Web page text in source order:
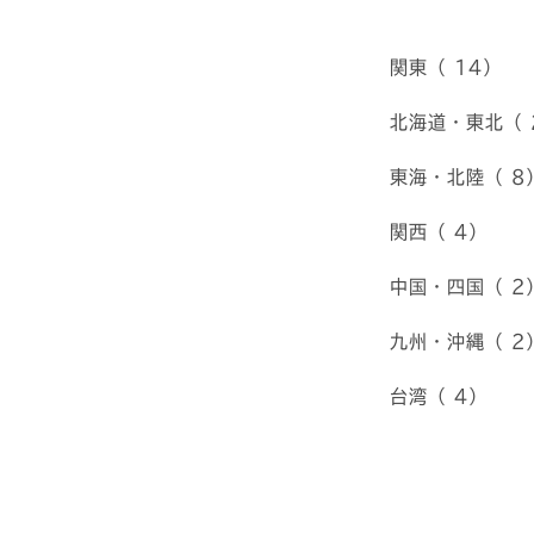
関東（ 14）
北海道・東北（
東海・北陸（ 8
関西（ 4）
中国・四国（ 2
九州・沖縄（ 2
台湾（ 4）